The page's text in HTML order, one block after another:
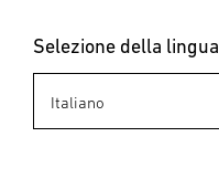
Selezione della lingua